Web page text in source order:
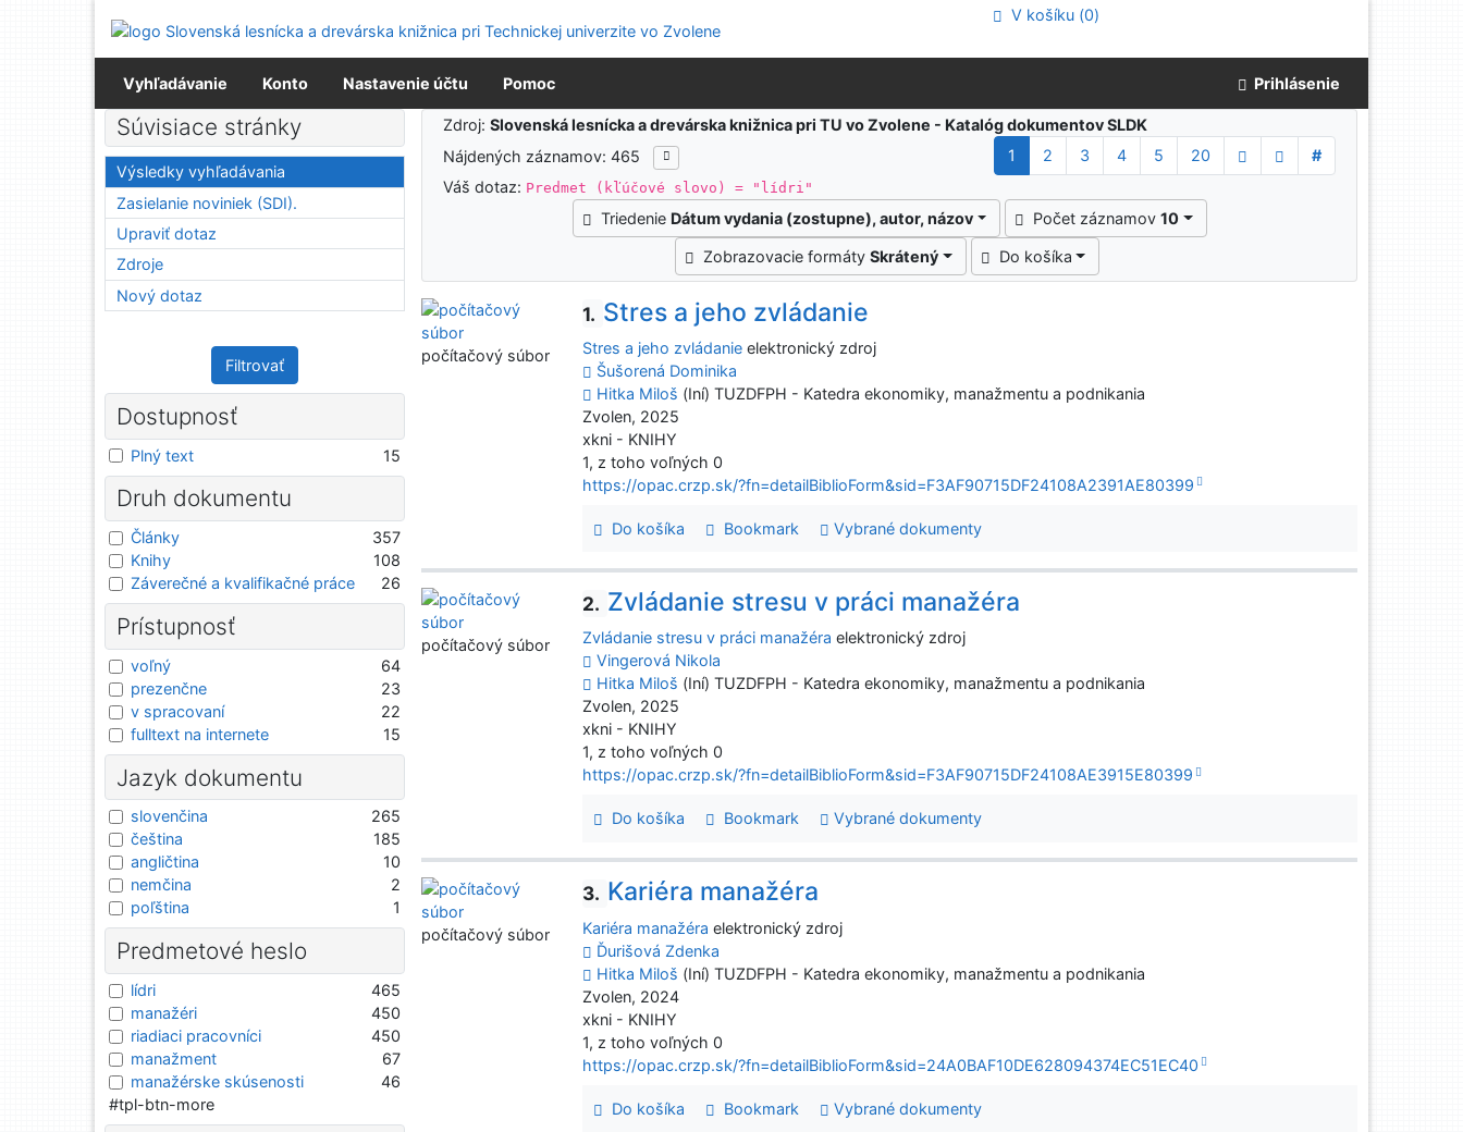
Prejsť na menu
Prehlásenie o webovej prístupnosti
V košíku (0)
Vyhľadávanie Konto Nastavenie účtu Pomoc Prihlásenie
Výsledky vyhľadávania
Zdroj:Slovenská lesnícka a drevárska knižnica pri TU vo Zvolene - Katalóg dokumentov SLDK
Nájdených záznamov: 465
1 2 3 4 5 20
#
Váš dotaz: Predmet (kľúčové slovo) = "lídri"
Triedenie Dátum vydania (zostupne), autor, názov Počet záznamov10
Zobrazovacie formátySkrátený Do košíka
1. Stres a jeho zvládanie
Stres a jeho zvládanie elektronický zdroj
Šušorená Dominika
Hitka Miloš (Iní) TUZDFPH - Katedra ekonomiky, manažmentu a podnikania
Zvolen, 2025
xkni - KNIHY
1, z toho voľných 0
https://opac.crzp.sk/?fn=detailBiblioForm&sid=F3AF90715DF24108A2391AE80399
Do košíka Bookmark Vybrané dokumenty
počítačový súbor
2. Zvládanie stresu v práci manažéra
Zvládanie stresu v práci manažéra elektronický zdroj
Vingerová Nikola
Hitka Miloš (Iní) TUZDFPH - Katedra ekonomiky, manažmentu a podnikania
Zvolen, 2025
xkni - KNIHY
1, z toho voľných 0
https://opac.crzp.sk/?fn=detailBiblioForm&sid=F3AF90715DF24108AE3915E80399
Do košíka Bookmark Vybrané dokumenty
počítačový súbor
3. Kariéra manažéra
Kariéra manažéra elektronický zdroj
Ďurišová Zdenka
Hitka Miloš (Iní) TUZDFPH - Katedra ekonomiky, manažmentu a podnikania
Zvolen, 2024
xkni - KNIHY
1, z toho voľných 0
https://opac.crzp.sk/?fn=detailBiblioForm&sid=24A0BAF10DE628094374EC51EC40
Do košíka Bookmark Vybrané dokumenty
počítačový súbor
Súvisiace stránky
Výsledky vyhľadávania
Zasielanie noviniek (SDI).
Upraviť dotaz
Zdroje
Nový dotaz
Filtrovať
Dostupnosť
Plný text 15
Druh dokumentu
Články
357
Knihy
108
Záverečné a kvalifikačné práce
26
Prístupnosť
voľný
64
prezenčne
23
v spracovaní
22
fulltext na internete
15
Jazyk dokumentu
slovenčina
265
čeština
185
angličtina
10
nemčina
2
poľština
1
Predmetové heslo
lídri
465
manažéri
450
riadiaci pracovníci
450
manažment
67
manažérske skúsenosti
46
#tpl-btn-more